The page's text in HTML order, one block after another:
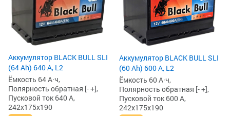
Аккумулятор BLACK BULL SLI
(64 Ah) 640 А, L2
Ёмкость 64 А·ч,
Полярность обратная [- +],
Пусковой ток 640 А,
242x175x190
Аккумулятор BLACK BULL SLI
(60 Ah) 600 А, L2
Ёмкость 60 А·ч,
Полярность обратная [- +],
Пусковой ток 600 А,
242x175x190